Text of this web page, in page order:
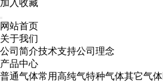
加入收藏
网站首页
关于我们
公司简介技术支持公司理念
产品中心
普通气体常用高纯气特种气体其它气体